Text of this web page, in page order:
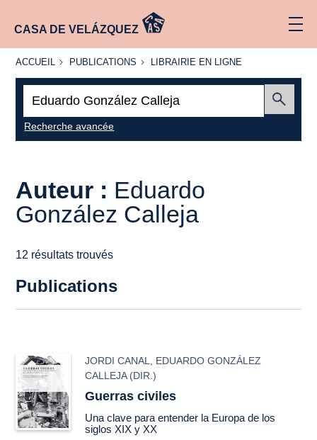
CASA DE VELÁZQUEZ
ACCUEIL
ACCUEIL PUBLICATIONS
PUBLICATIONS
LIBRAIRIE
LIBRAIRIE EN LIGNE
Recherche avancée
Auteur : Eduardo
González Calleja
12 résultats trouvés
Publications
JORDI CANAL
EDUARDO GONZÁLEZ
CALLEJA(DIR.)
Guerras civiles
Una clave para entender la Europa de los
siglos XIX y XX